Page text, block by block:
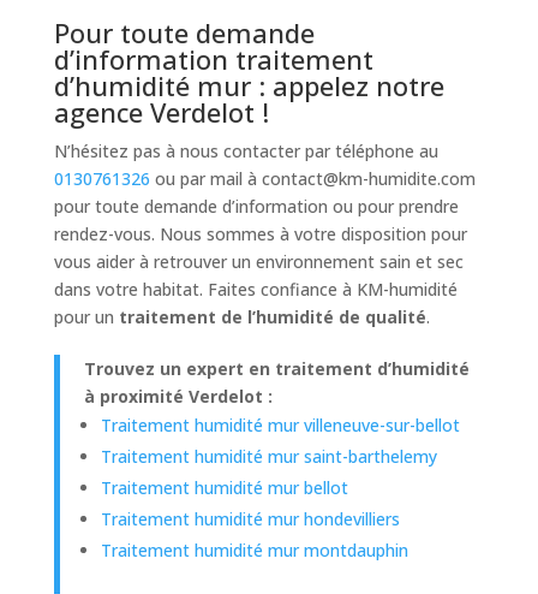
Pour toute demande
d’information traitement
d’humidité mur : appelez notre
agence Verdelot !
N’hésitez pas à nous contacter par téléphone au
0130761326 ou par mail à contact@km-humidite.com
pour toute demande d’information ou pour prendre
rendez-vous. Nous sommes à votre disposition pour
vous aider à retrouver un environnement sain et sec
dans votre habitat. Faites confiance à KM-humidité
pour un traitement de l’humidité de qualité.
Trouvez un expert en traitement d’humidité
à proximité Verdelot :
Traitement humidité mur villeneuve-sur-bellot
Traitement humidité mur saint-barthelemy
Traitement humidité mur bellot
Traitement humidité mur hondevilliers
Traitement humidité mur montdauphin